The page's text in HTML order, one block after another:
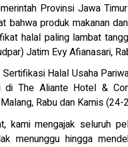
Provinsi Jawa
produk makanan
halal paling lambat
Jatim Evy Afianasari,
Halal Usaha
The Aliante Hotel &
Rabu dan Kamis (24-
kami mengajak seluruh
menunggu hingga